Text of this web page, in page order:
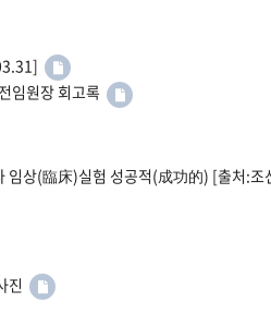
임원장 회고록
임상(臨床)실험 성공적(成功的) [출처:
진